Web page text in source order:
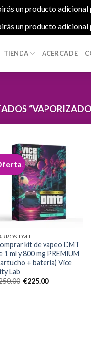
un producto
un producto
TIENDA ACERCA DE
Add to
wishlist
DMT
kit de vapeo DMT
1 ml y 800 mg PREMIUM
+ batería) Vice
Lab
El
€225.00El